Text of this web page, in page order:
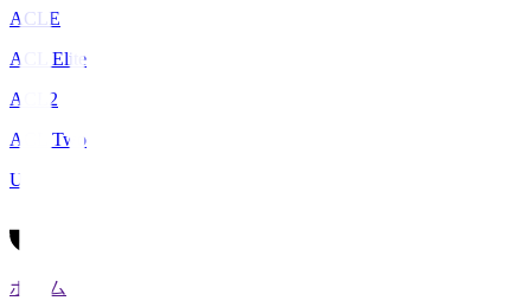
ACLE
ACL Elite
ACL2
ACL Two
U-21
ホーム